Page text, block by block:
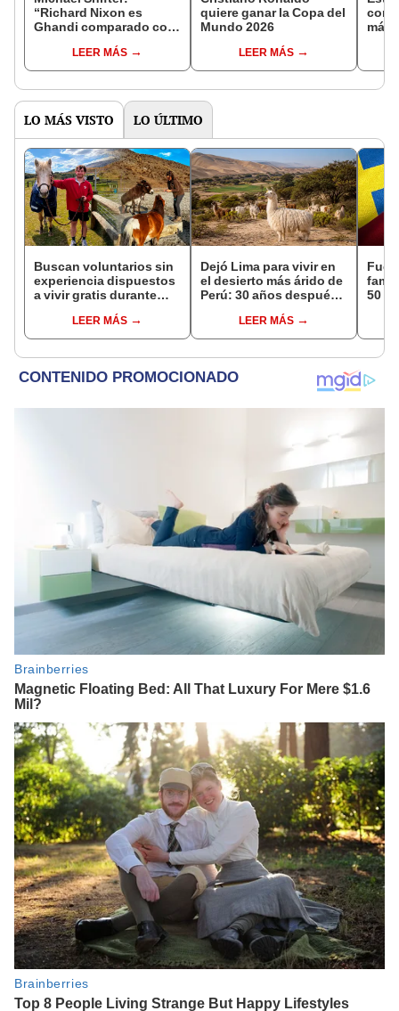
“Richard Nixon es
Ghandi comparado con
LEER MÁS
quiere ganar la Copa del
Mundo 2026
LEER MÁS
más
LO MÁS VISTO LO ÚLTIMO
Buscan voluntarios sin
experiencia dispuestos
a vivir gratis durante
cuidar caballos, burros
y otros animales
LEER MÁS
Dejó Lima para vivir en
el desierto más árido de
Perú: 30 años después,
creó un sorprendente
ecosistema
LEER MÁS
Fue
50
esa